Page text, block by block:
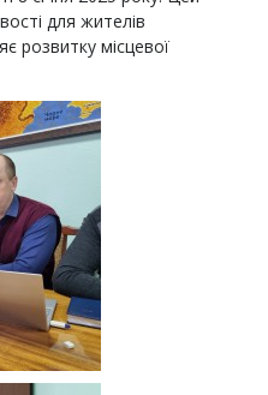
для жителів
розвитку місцевої